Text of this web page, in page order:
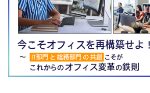
AIの進化と活用事例
製品トレンド & レビュー
サイバーセキュリティ
教育とテクノロジー
自治体・公共
ハイブリッドワーク
ワークステーション
事例
イベントレポ
AI PC
AIワークステ
Poly
WXP（DEX
ご相談
メールニュース会員登録
日本HP 公式Webサイト